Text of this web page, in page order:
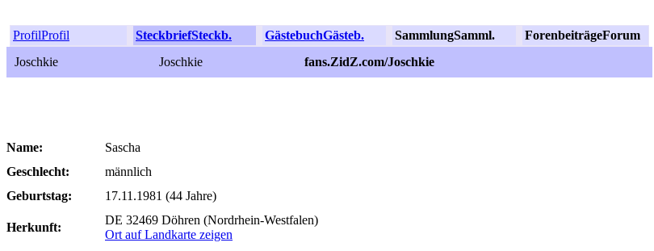
ProfilProfil SteckbriefSteckb. GästebuchGästeb. SammlungSamml. ForenbeiträgeForum
Joschkie
Joschkie fans.ZidZ.com/Joschkie
Name:
Sascha
Geschlecht:
männlich
Geburtstag:
17.11.1981 (44 Jahre)
Herkunft:
DE 32469 Döhren (Nordrhein-Westfalen)
Ort auf Landkarte zeigen